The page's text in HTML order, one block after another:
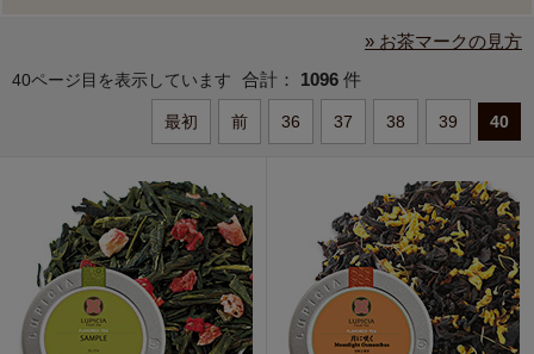
» お茶マークの見方
40ページ目を表示しています 合計： 1096 件
最初 前 36 37 38 39 40